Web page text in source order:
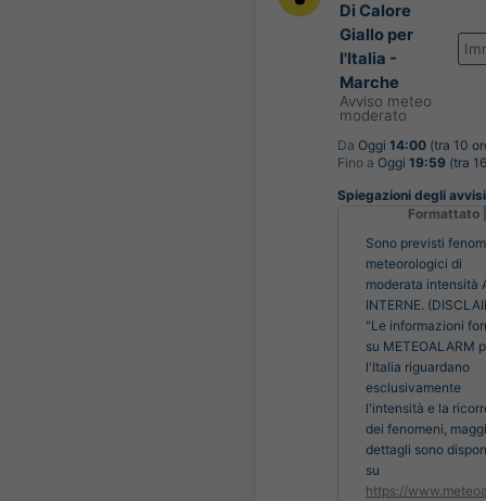
Di Calore
Giallo per
l'Italia -
Marche
Avviso meteo
moderato
Da Oggi 14:00 (tra 10
Fino a Oggi 19:59 (tra
Spiegazioni degli
Formattato
Sono previsti
meteorologici di
moderata intensità
INTERNE.
"Le informazioni
su METEOALARM
l'Italia riguardano
esclusivamente
l'intensità e la
dei fenomeni,
dettagli sono
su
https://